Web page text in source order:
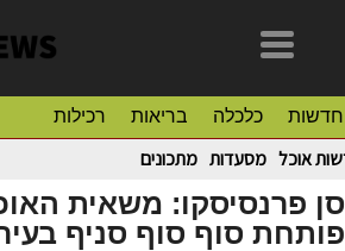
חדשות כלכלה בריאות רכילות
אוכל מסעדות מתכונים
סן פרנסיסקו: משאית
פותחת סוף סוף סניף